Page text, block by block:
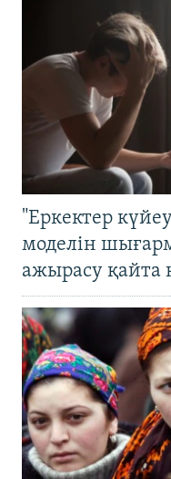
"Еркектер
моделін
ажырасу қайта